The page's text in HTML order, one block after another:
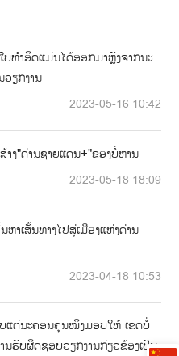
ບທໍາອິດແມ່ນໄດ້ອອກມາຫຼັງຈາກນະ
ຽກງານ
2023-05-16 10:42
ງ"ດ່ານຊາຍແດນ+"ຂອງບໍ່ຫານ
2023-05-18 18:09
າເສັ້ນທາງໄປສູ່ເມືອງແຫ່ງດ່ານ
2023-04-18 10:53
ແຕ່ນະຄອນຄຸນໝິງມອບໃຫ້ ເຂດບໍ່
ນຮັບຜິດຊອບວຽກງານກ່ຽວຂ້ອງເປັນ